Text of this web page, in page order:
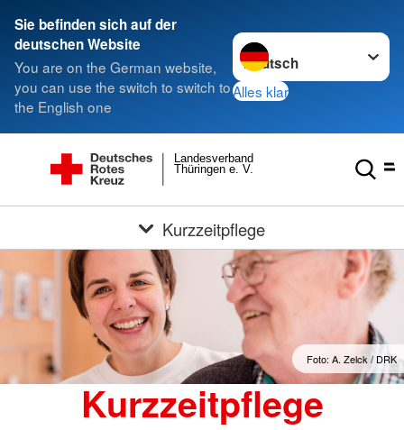
Sie befinden sich auf der
deutschen Website
You are on the German website,
you can use the switch to switch to
the English one
Sprache wechseln zu
Alles klar
Thüringen e. V.
Landesverband
Kurzzeitpflege
Foto: A. Zelck / DRK
Kurzzeitpflege